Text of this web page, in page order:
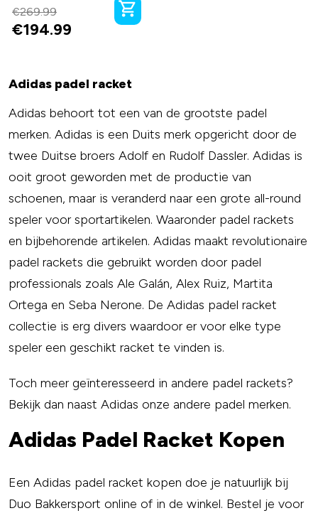
€269.99
€194.99
Adidas padel racket
Adidas behoort tot een van de grootste padel
merken. Adidas is een Duits merk opgericht door de
twee Duitse broers Adolf en Rudolf Dassler. Adidas is
ooit groot geworden met de productie van
schoenen, maar is veranderd naar een grote all-round
speler voor sportartikelen. Waaronder padel rackets
en bijbehorende artikelen. Adidas maakt revolutionaire
padel rackets die gebruikt worden door padel
professionals zoals Ale Galán, Alex Ruiz, Martita
Ortega en Seba Nerone. De Adidas padel racket
collectie is erg divers waardoor er voor elke type
speler een geschikt racket te vinden is.
Toch meer geïnteresseerd in andere padel rackets?
Bekijk dan naast Adidas onze andere padel merken.
Adidas Padel Racket Kopen
Een Adidas padel racket kopen doe je natuurlijk bij
Duo Bakkersport online of in de winkel. Bestel je voor